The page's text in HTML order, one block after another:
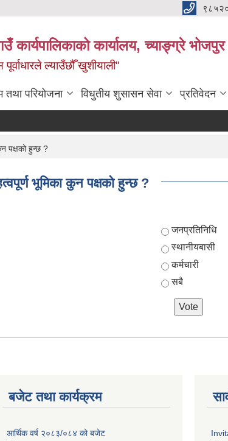
कार्यपालिकाको कार्यालय, च्याङ्ग्रे भोजपुर
पूर्वाधारले ल्याउँछौँ खुशीयाली"
तथा परियोजना विधुतीय शुसासन सेवा प्रतिवेदन
पक्षको हुन्छ ?
भूमिका कुन पक्षको हुन्छ ?
Choices
जनप्रतिनिधि
स्थानीयबासी
कर्मचारी
सबै
बजेट तथा कार्यक्रम
आर्थिक वर्ष २०८३/०८४ को बजेट